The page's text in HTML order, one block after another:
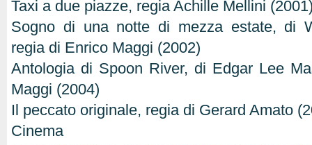
Taxi a due piazze, regia Achille Mellini
Sogno di una notte di mezza estate, di
regia di Enrico Maggi (2002)
Antologia di Spoon River, di Edgar Lee
Maggi (2004)
Il peccato originale, regia di Gerard Amato
Cinema